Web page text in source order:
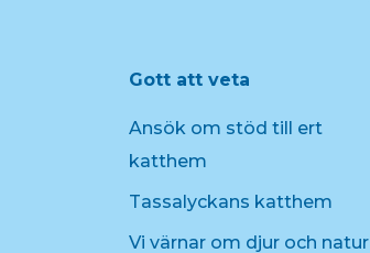
Gott att veta
Ansök om stöd till ert
katthem
Tassalyckans katthem
Vi värnar om djur och natur